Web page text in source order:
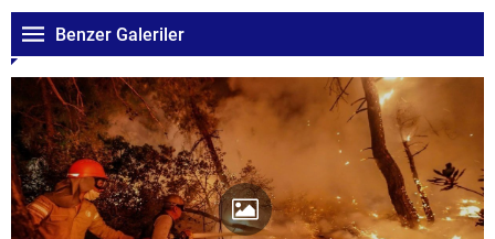
Benzer Galeriler